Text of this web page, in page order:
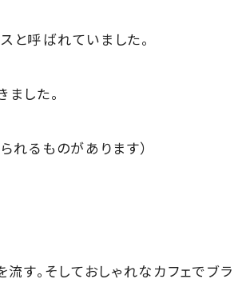
と呼ばれていました。
した。
れるものがあります）
す。そしておしゃれなカフェでブラ